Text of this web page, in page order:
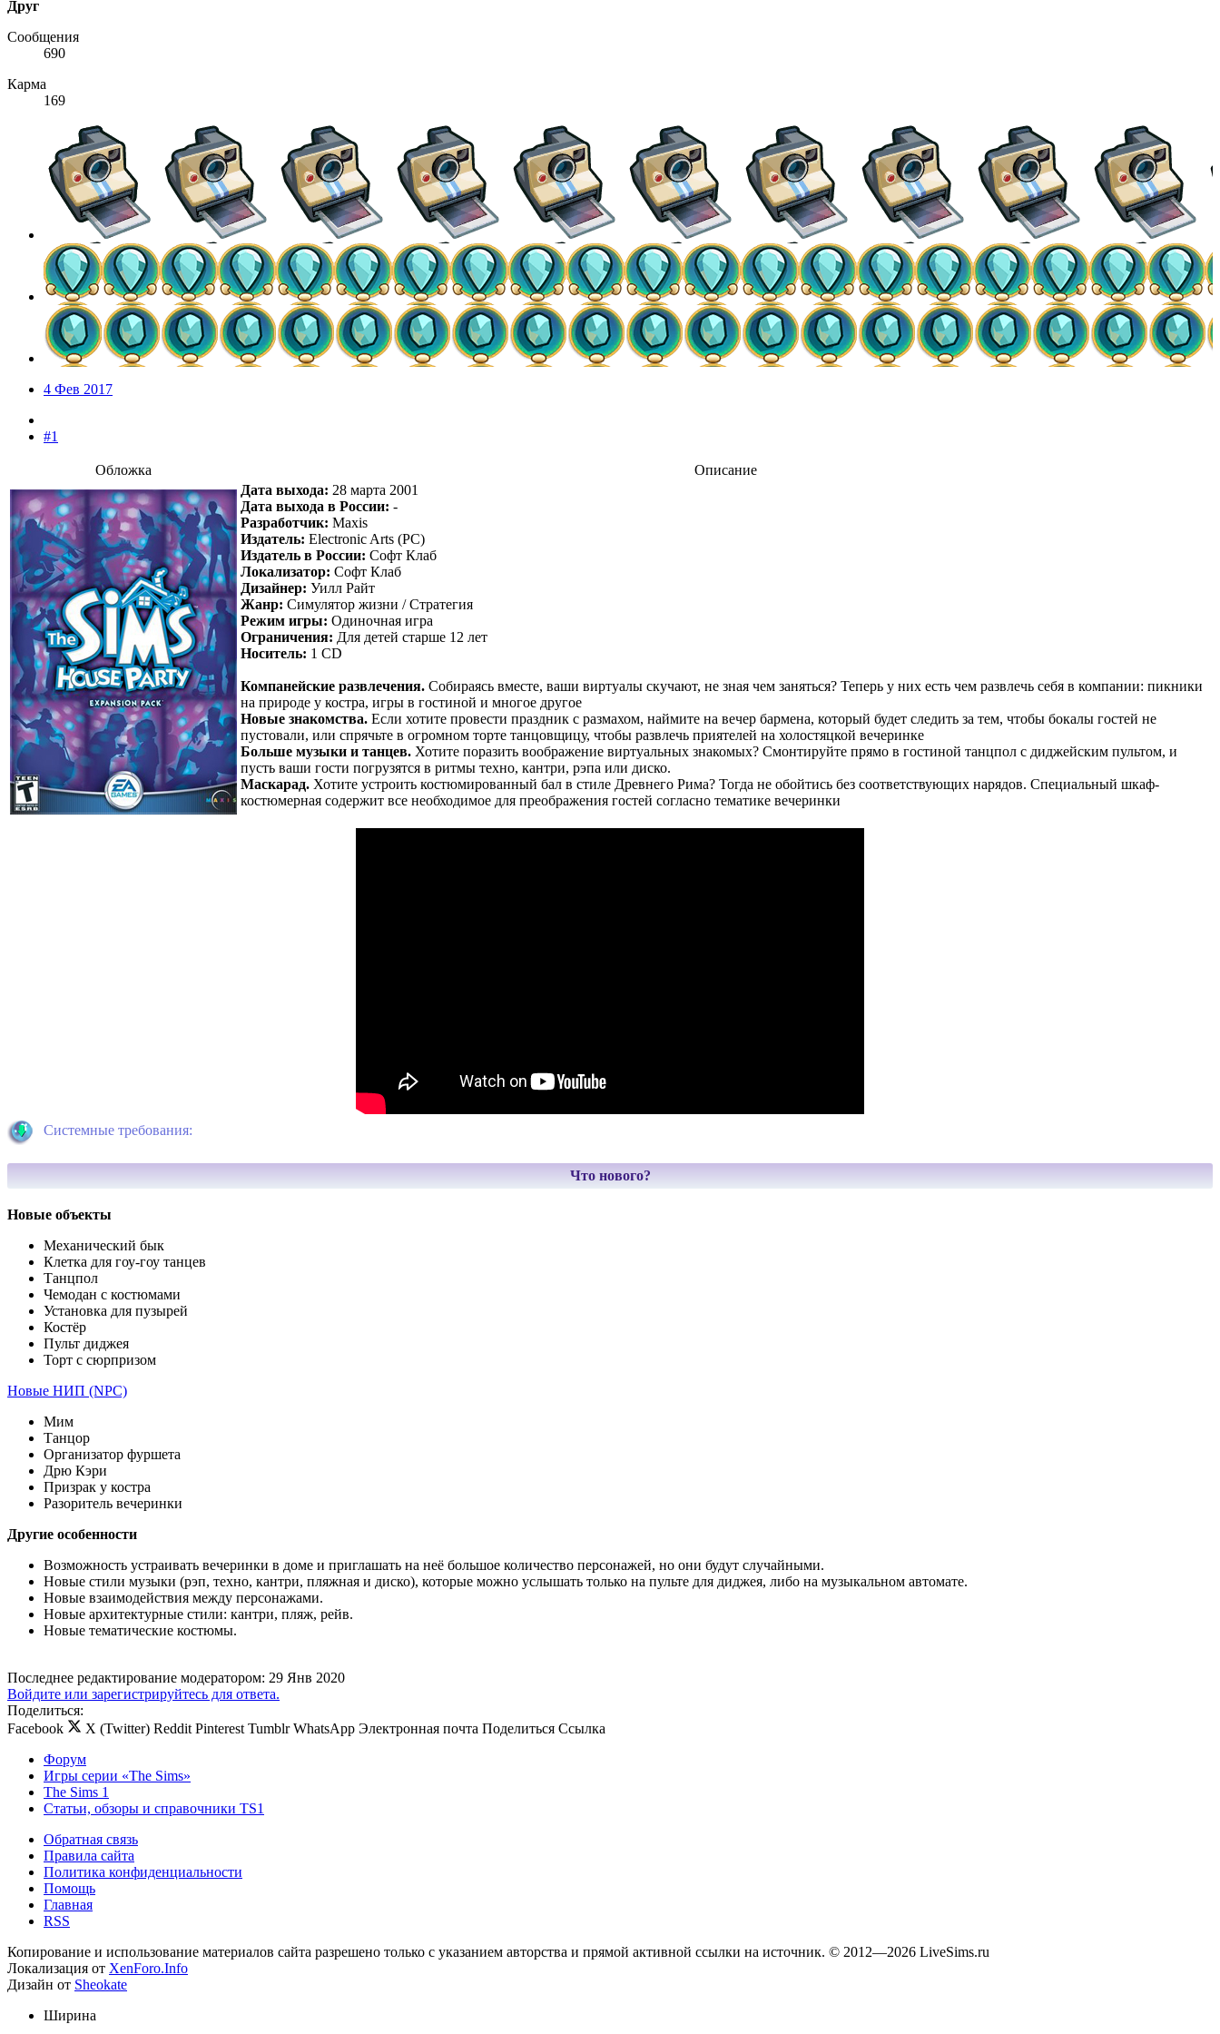
Друг
Сообщения
690
Карма
169
4 Фев 2017
#1
Обложка​
Описание​
Дата выхода: 28 марта 2001
Дата выхода в России: -
Разработчик: Maxis
Издатель: Electronic Arts (PC)
Издатель в России: Софт Клаб
Локализатор: Софт Клаб
Дизайнер: Уилл Райт
Жанр: Симулятор жизни / Стратегия
Режим игры: Одиночная игра
Ограничения: Для детей старше 12 лет
Носитель: 1 CD
Компанейские развлечения. Собираясь вместе, ваши виртуалы скучают, не зная чем заняться? Теперь у них есть чем развлечь себя в компании: пикники
на природе у костра, игры в гостиной и многое другое
Новые знакомства. Если хотите провести праздник с размахом, наймите на вечер бармена, который будет следить за тем, чтобы бокалы гостей не
пустовали, или спрячьте в огромном торте танцовщицу, чтобы развлечь приятелей на холостяцкой вечеринке
Больше музыки и танцев. Хотите поразить воображение виртуальных знакомых? Смонтируйте прямо в гостиной танцпол с диджейским пультом, и
пусть ваши гости погрузятся в ритмы техно, кантри, рэпа или диско.
Маскарад. Хотите устроить костюмированный бал в стиле Древнего Рима? Тогда не обойтись без соответствующих нарядов. Специальный шкаф-
костюмерная содержит все необходимое для преображения гостей согласно тематике вечеринки
Системные требования:
Что нового?
Новые объекты
Механический бык
Клетка для гоу-гоу танцев
Танцпол
Чемодан с костюмами
Установка для пузырей
Костёр
Пульт диджея
Торт с сюрпризом
Новые НИП (NPC)
Мим
Танцор
Организатор фуршета
Дрю Кэри
Призрак у костра
Разоритель вечеринки
Другие особенности
Возможность устраивать вечеринки в доме и приглашать на неё большое количество персонажей, но они будут случайными.
Новые стили музыки (рэп, техно, кантри, пляжная и диско), которые можно услышать только на пульте для диджея, либо на музыкальном автомате.
Новые взаимодействия между персонажами.
Новые архитектурные стили: кантри, пляж, рейв.
Новые тематические костюмы.
Последнее редактирование модератором: 29 Янв 2020
Войдите или зарегистрируйтесь для ответа.
Поделиться:
Facebook
X (Twitter) Reddit Pinterest Tumblr WhatsApp Электронная почта Поделиться Ссылка
Форум
Игры серии «The Sims»
The Sims 1
Статьи, обзоры и справочники TS1
Обратная связь
Правила сайта
Политика конфиденциальности
Помощь
Главная
RSS
Копирование и использование материалов сайта разрешено только с указанием авторства и прямой активной ссылки на источник. © 2012—2026 LiveSims.ru
Локализация от XenForo.Info
Дизайн от Sheokate
Ширина